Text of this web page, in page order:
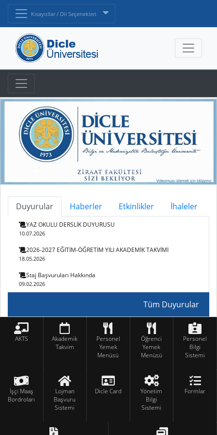
Kısayollar / Dil Seçenekleri
Duyurular Haberler Etkinlikler İhaleler
YAZ OKULU DERSLİK DUYURUSU
10.07.2026
2026-2027 EĞİTİM-ÖĞRETİM YILI AKADEMİK TAKVİMİ
18.05.2026
Staj Başvuruları Hakkında
09.02.2026
Tüm Duyurular
AKTS
Akademik
Takvim
Personel
Yemek
Menüsü
Öğrenci
Yemek
Menüsü
Personel
Bilgi
Sistemi
İşçi Maaş
Bordroları
Lojman
Başvuru
Sistemi
Dicle Card
Yönetim
Bilgi
Sistemi
Formlar